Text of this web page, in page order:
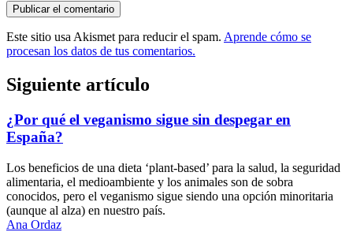
Este sitio usa Akismet para reducir el spam. Aprende cómo se
procesan los datos de tus comentarios.
Siguiente artículo
¿Por qué el veganismo sigue sin despegar en
España?
Los beneficios de una dieta ‘plant-based’ para la salud, la seguridad
alimentaria, el medioambiente y los animales son de sobra
conocidos, pero el veganismo sigue siendo una opción minoritaria
(aunque al alza) en nuestro país.
Ana Ordaz